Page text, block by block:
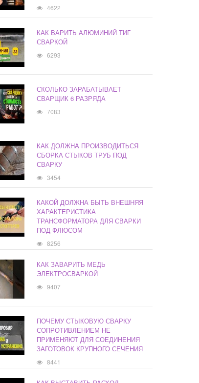
4622
КАК ВАРИТЬ АЛЮМИНИЙ ТИГ
СВАРКОЙ
6293
СКОЛЬКО ЗАРАБАТЫВАЕТ
СВАРЩИК 6 РАЗРЯДА
7083
КАК ДОЛЖНА ПРОИЗВОДИТЬСЯ
СБОРКА СТЫКОВ ТРУБ ПОД
СВАРКУ
3454
КАКОЙ ДОЛЖНА БЫТЬ ВНЕШНЯЯ
ХАРАКТЕРИСТИКА
ТРАНСФОРМАТОРА ДЛЯ СВАРКИ
ПОД ФЛЮСОМ
8256
КАК ЗАВАРИТЬ МЕДЬ
ЭЛЕКТРОСВАРКОЙ
9407
ПОЧЕМУ СТЫКОВУЮ СВАРКУ
СОПРОТИВЛЕНИЕМ НЕ
ПРИМЕНЯЮТ ДЛЯ СОЕДИНЕНИЯ
ЗАГОТОВОК КРУПНОГО СЕЧЕНИЯ
8441